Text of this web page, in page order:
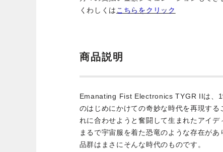
くわしくは こちらをクリック
商品説明
Emanating Fist Electronics TYGR IIは、
のはじめにかけての奇妙な時代を再現す
れに合わせようと奮闘して生まれたアイ
まるで宇宙服を着た恐竜のような存在が
品群はまさにそんな時代のものです。